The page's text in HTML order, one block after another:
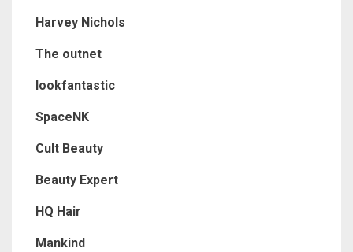
Harvey Nichols
The outnet
lookfantastic
SpaceNK
Cult Beauty
Beauty Expert
HQ Hair
Mankind